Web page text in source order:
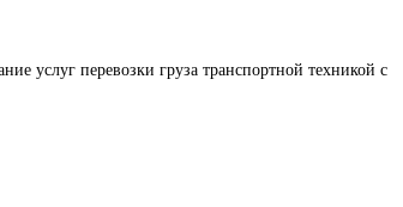
услуг перевозки груза транспортной техникой с